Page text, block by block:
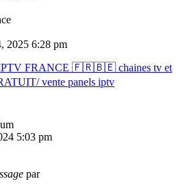
2025 6:28 pm
FRANCE 🇫🇷🇧🇪 chaines tv et
vente panels iptv
5:03 pm
par